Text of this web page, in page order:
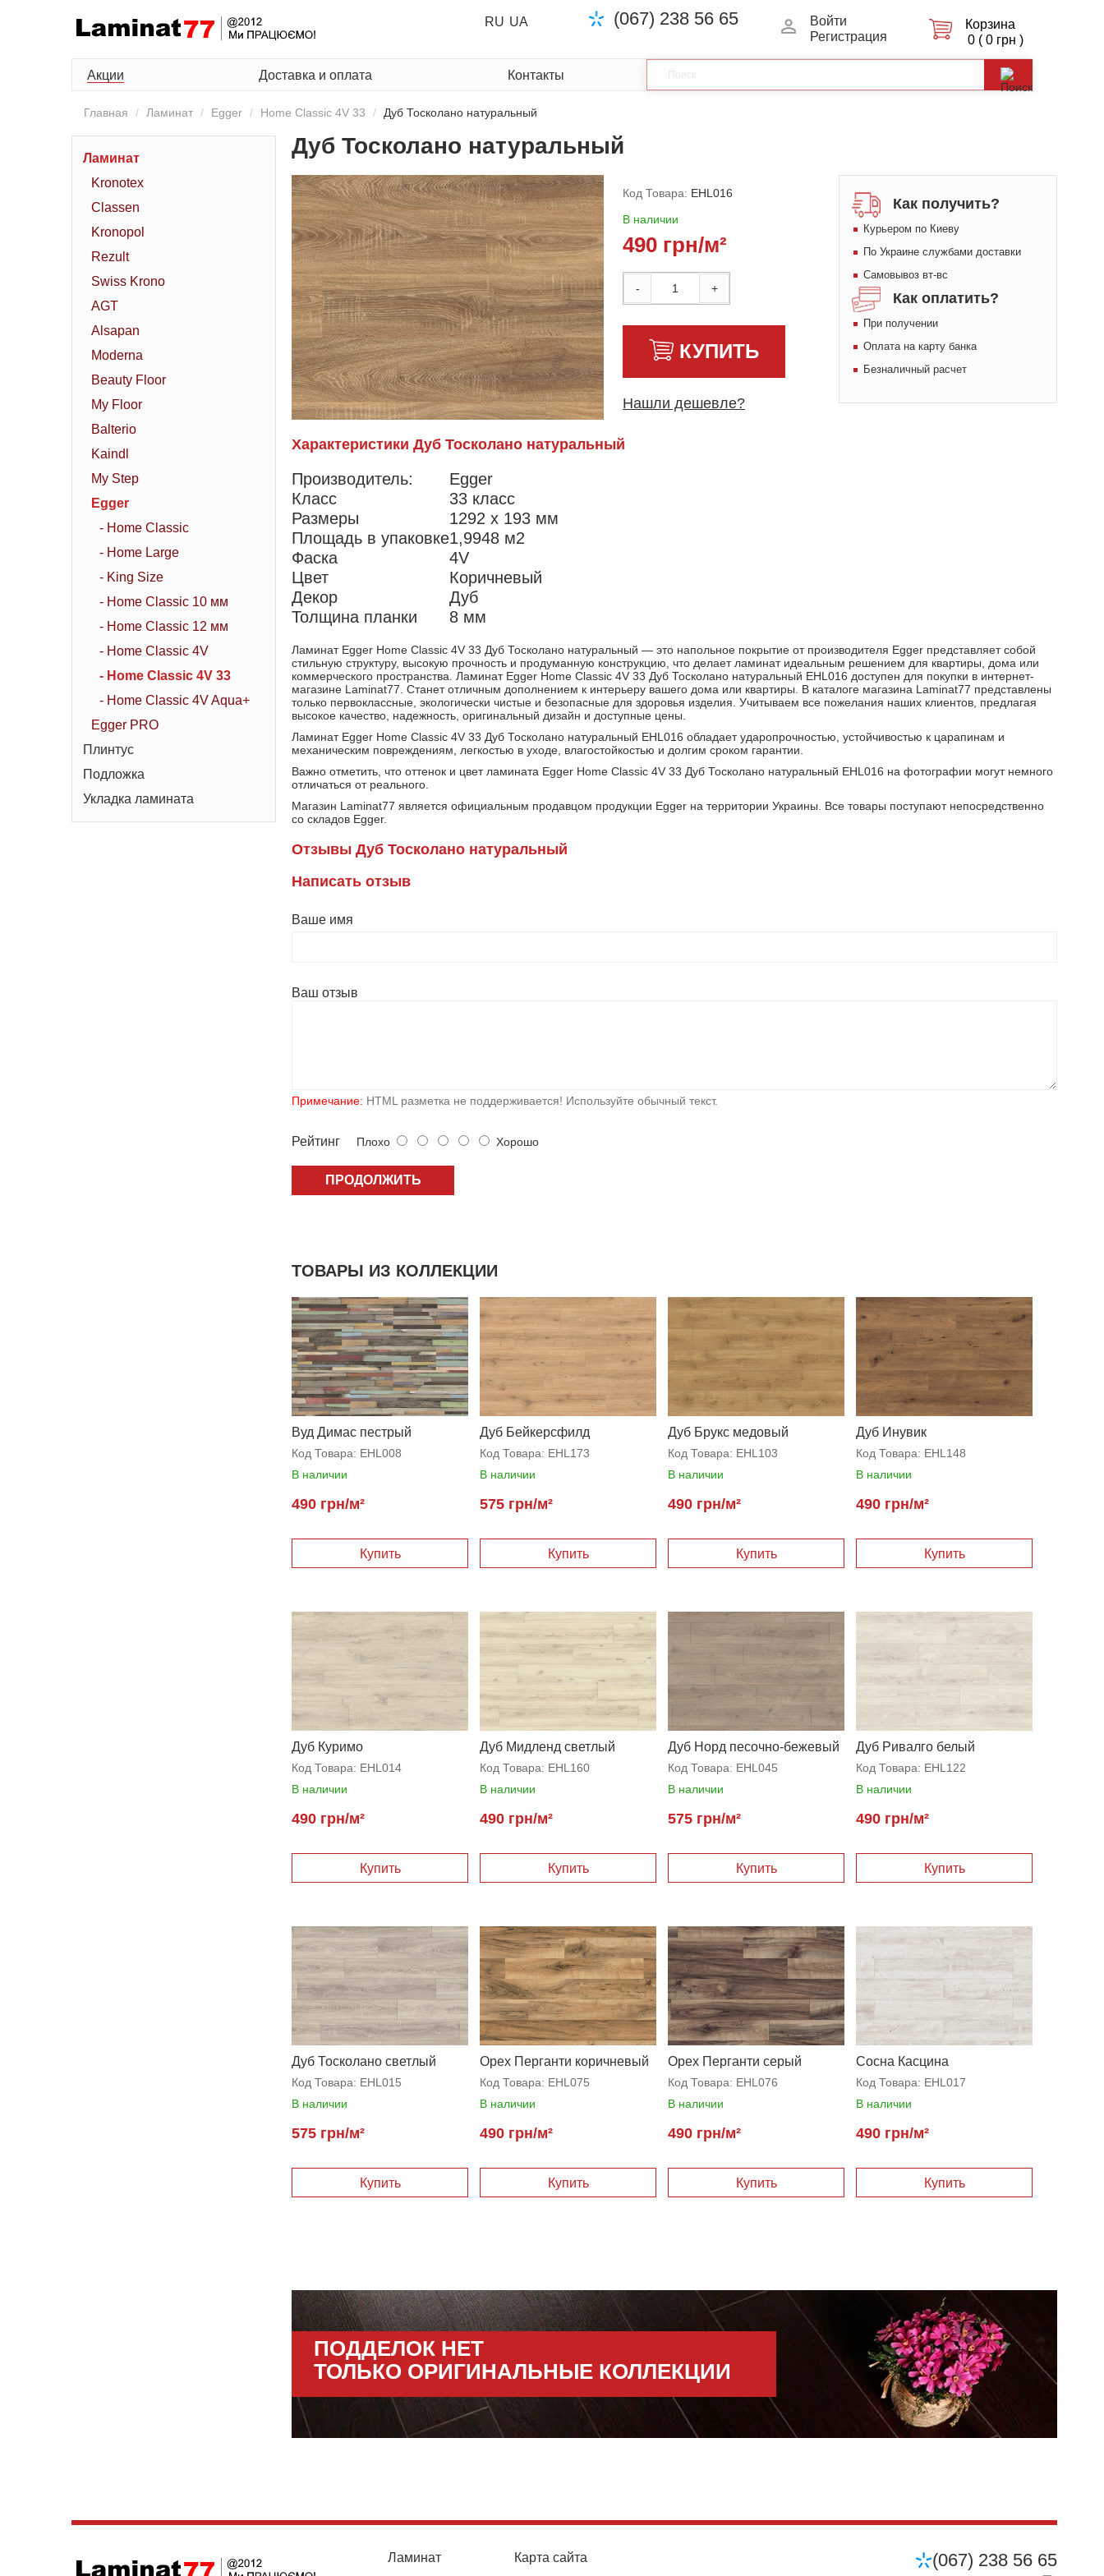
RU UA (067) 238 56 65
Войти
Регистрация
Корзина
0 ( 0 грн )
Акции Доставка и оплата Контакты
Главная Ламинат Egger Home Classic 4V 33 Дуб Тосколано натуральный
Ламинат
Kronotex
Classen
Kronopol
Rezult
Swiss Krono
AGT
Alsapan
Moderna
Beauty Floor
My Floor
Balterio
Kaindl
My Step
Egger
- Home Classic
- Home Large
- King Size
- Home Classic 10 мм
- Home Classic 12 мм
- Home Classic 4V
- Home Classic 4V 33
- Home Classic 4V Aqua+
Egger PRO
Плинтус
Подложка
Укладка ламината
Дуб Тосколано натуральный
Код Товара: EHL016
В наличии
490 грн/м²
- +
КУПИТЬ
Нашли дешевле?
Как получить?
Курьером по Киеву
По Украине службами доставки
Самовывоз вт-вс
Как оплатить?
При получении
Оплата на карту банка
Безналичный расчет
Характеристики Дуб Тосколано натуральный
Производитель:
Egger
Класс
33 класс
Размеры
1292 x 193 мм
Площадь в упаковке1,9948 м2
Фаска
4V
Цвет
Коричневый
Декор
Дуб
Толщина планки
8 мм
Ламинат Egger Home Classic 4V 33 Дуб Тосколано натуральный — это напольное покрытие от производителя Egger представляет собой
стильную структуру, высокую прочность и продуманную конструкцию, что делает ламинат идеальным решением для квартиры, дома или
коммерческого пространства. Ламинат Egger Home Classic 4V 33 Дуб Тосколано натуральный EHL016 доступен для покупки в интернет-
магазине Laminat77. Станет отличным дополнением к интерьеру вашего дома или квартиры. В каталоге магазина Laminat77 представлены
только первоклассные, экологически чистые и безопасные для здоровья изделия. Учитываем все пожелания наших клиентов, предлагая
высокое качество, надежность, оригинальный дизайн и доступные цены.
Ламинат Egger Home Classic 4V 33 Дуб Тосколано натуральный EHL016 обладает ударопрочностью, устойчивостью к царапинам и
механическим повреждениям, легкостью в уходе, влагостойкостью и долгим сроком гарантии.
Важно отметить, что оттенок и цвет ламината Egger Home Classic 4V 33 Дуб Тосколано натуральный EHL016 на фотографии могут немного
отличаться от реального.
Магазин Laminat77 является официальным продавцом продукции Egger на территории Украины. Все товары поступают непосредственно
со складов Egger.
Отзывы Дуб Тосколано натуральный
Написать отзыв
Ваше имя
Ваш отзыв
Примечание: HTML разметка не поддерживается! Используйте обычный текст.
Рейтинг Плохо Хорошо
ПРОДОЛЖИТЬ
ТОВАРЫ ИЗ КОЛЛЕКЦИИ
Вуд Димас пестрый
Код Товара: EHL008
В наличии
490 грн/м²
Дуб Бейкерсфилд
натуральный
Код Товара: EHL173
В наличии
575 грн/м²
Дуб Брукс медовый
Код Товара: EHL103
В наличии
490 грн/м²
Дуб Инувик
Код Товара: EHL148
В наличии
490 грн/м²
Дуб Куримо
Код Товара: EHL014
В наличии
490 грн/м²
Дуб Мидленд светлый
Код Товара: EHL160
В наличии
490 грн/м²
Дуб Норд песочно-бежевый
Код Товара: EHL045
В наличии
575 грн/м²
Дуб Ривалго белый
Код Товара: EHL122
В наличии
490 грн/м²
Дуб Тосколано светлый
Код Товара: EHL015
В наличии
575 грн/м²
Орех Перганти коричневый
Код Товара: EHL075
В наличии
490 грн/м²
Орех Перганти серый
Код Товара: EHL076
В наличии
490 грн/м²
Сосна Касцина
Код Товара: EHL017
В наличии
490 грн/м²
ПОДДЕЛОК НЕТ
ТОЛЬКО ОРИГИНАЛЬНЫЕ КОЛЛЕКЦИИ
Ламинат Карта сайта (067) 238 56 65